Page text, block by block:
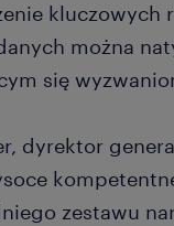
można
się
dyrektor
zestawu